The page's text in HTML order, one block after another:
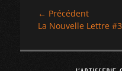
Navigation
de
← Précédent
Article
La Nouvelle Lettre #3